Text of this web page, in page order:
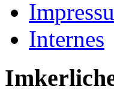
Internes